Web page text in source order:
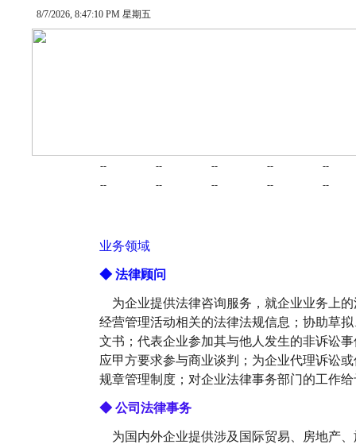
8/7/2026, 8:47:11 PM 星期五
-- -- -- -- --
-- -- -- -- --
业务领域
◆ 法律顾问
为企业提供法律咨询服务，就企业业务上
经营管理活动相关的法律法规信息；协助草
文书；代表企业参加其与他人发生的非诉讼
应甲方要求参与商业谈判；为企业代理诉讼
规章管理制度；对企业法律事务部门的工作
◆ 公司法律事务
为国内外企业提供涉及国际贸易、房地产